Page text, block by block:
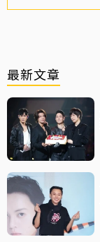
最新文章